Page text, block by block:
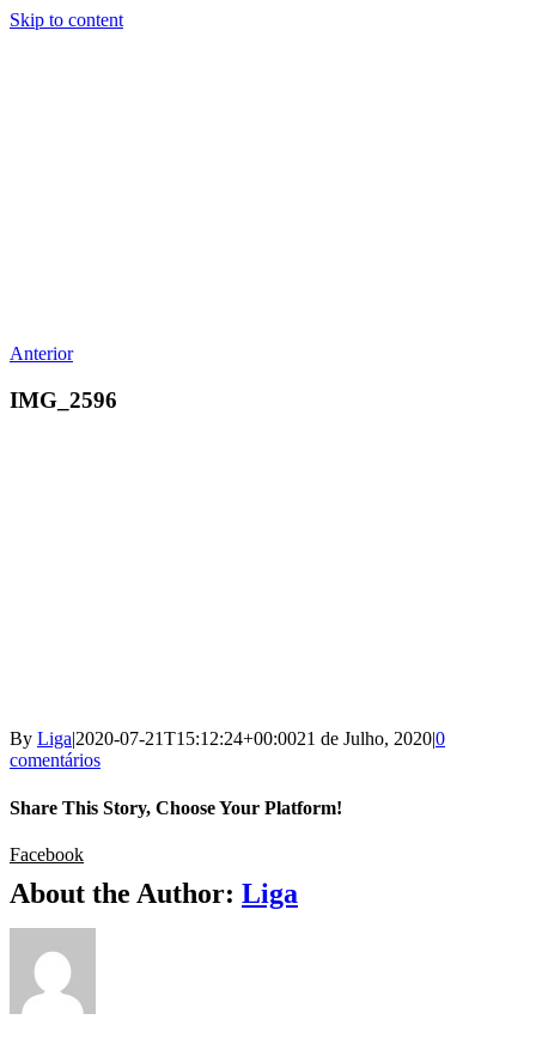
Skip to content
Anterior
IMG_2596
By Liga|2020-07-21T15:12:24+00:0021 de Julho, 2020|0
comentários
Share This Story, Choose Your Platform!
Facebook
About the Author: Liga